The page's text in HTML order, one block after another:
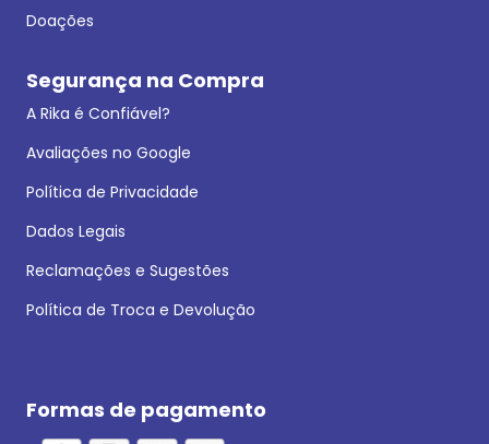
Doações
Segurança na Compra
A Rika é Confiável?
Avaliações no Google
Política de Privacidade
Dados Legais
Reclamações e Sugestões
Política de Troca e Devolução
Formas de pagamento